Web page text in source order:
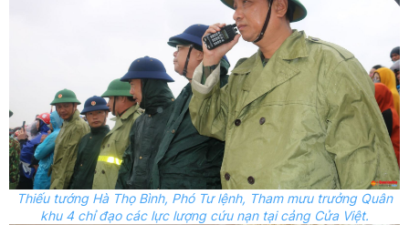
Thiếu tướng Hà Thọ Bình, Phó Tư lệnh, Tham mưu trưởng Quân
khu 4 chỉ đạo các lực lượng cứu nạn tại cảng Cửa Việt.